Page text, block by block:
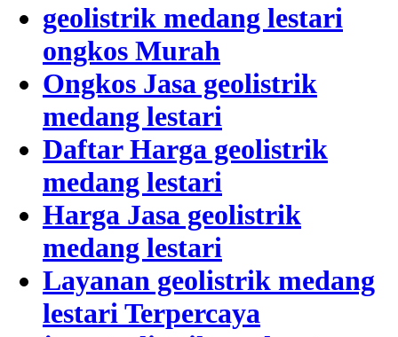
geolistrik medang lestari
ongkos Murah
Ongkos Jasa geolistrik
medang lestari
Daftar Harga geolistrik
medang lestari
Harga Jasa geolistrik
medang lestari
Layanan geolistrik medang
lestari Terpercaya